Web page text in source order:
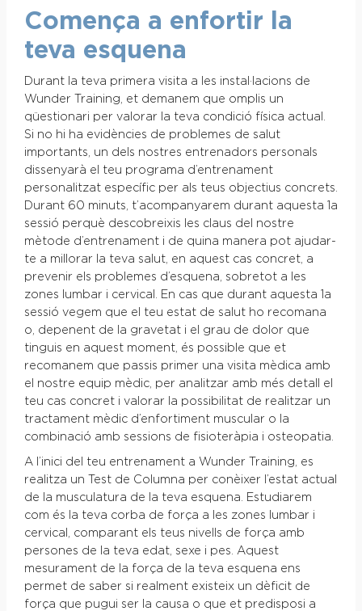
Comença a enfortir la
teva esquena
Durant la teva primera visita a les instal·lacions de
Wunder Training, et demanem que omplis un
qüestionari per valorar la teva condició física actual.
Si no hi ha evidències de problemes de salut
importants, un dels nostres entrenadors personals
dissenyarà el teu programa d’entrenament
personalitzat específic per als teus objectius concrets.
Durant 60 minuts, t’acompanyarem durant aquesta 1a
sessió perquè descobreixis les claus del nostre
mètode d’entrenament i de quina manera pot ajudar-
te a millorar la teva salut, en aquest cas concret, a
prevenir els problemes d’esquena, sobretot a les
zones lumbar i cervical. En cas que durant aquesta 1a
sessió vegem que el teu estat de salut ho recomana
o, depenent de la gravetat i el grau de dolor que
tinguis en aquest moment, és possible que et
recomanem que passis primer una visita mèdica amb
el nostre equip mèdic, per analitzar amb més detall el
teu cas concret i valorar la possibilitat de realitzar un
tractament mèdic d’enfortiment muscular o la
combinació amb sessions de fisioteràpia i osteopatia.
A l’inici del teu entrenament a Wunder Training, es
realitza un Test de Columna per conèixer l’estat actual
de la musculatura de la teva esquena. Estudiarem
com és la teva corba de força a les zones lumbar i
cervical, comparant els teus nivells de força amb
persones de la teva edat, sexe i pes. Aquest
mesurament de la força de la teva esquena ens
permet de saber si realment existeix un dèficit de
força que pugui ser la causa o que et predisposi a